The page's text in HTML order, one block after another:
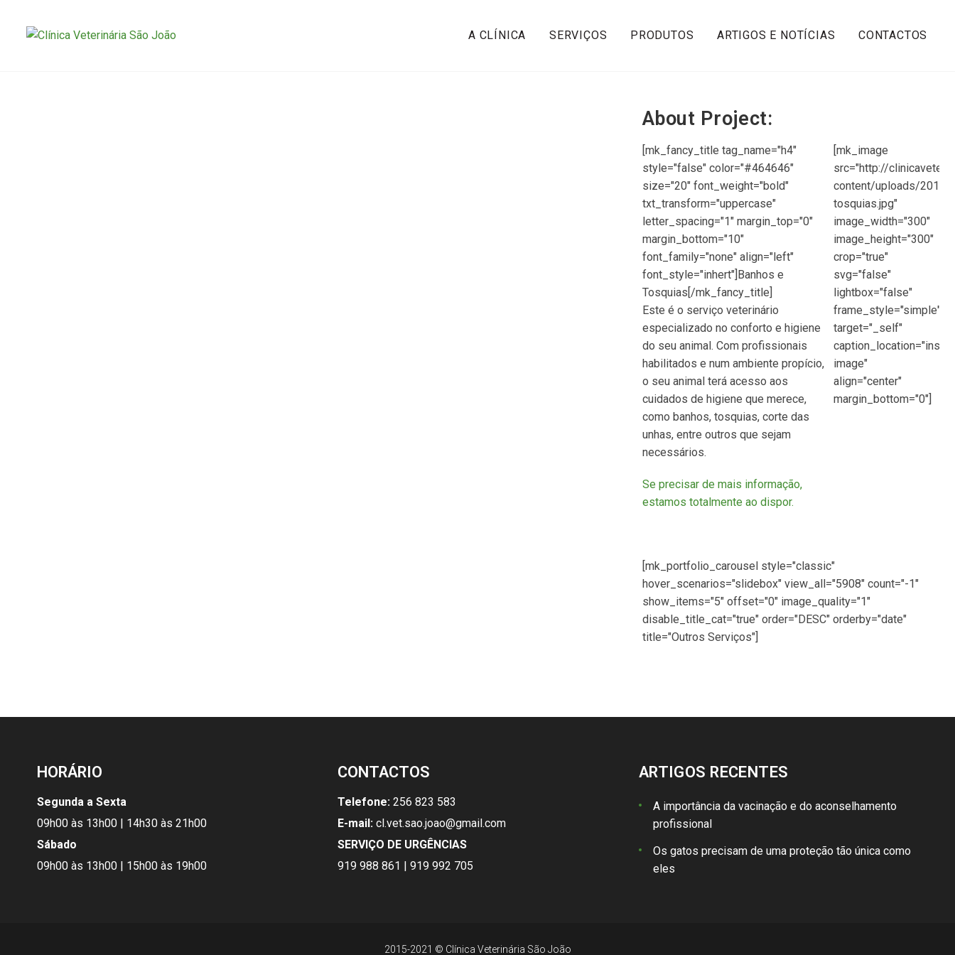
A CLÍNICA SERVIÇOS PRODUTOS ARTIGOS E NOTÍCIAS CONTACTOS
About Project:
[mk_fancy_title tag_name="h4"
style="false" color="#464646"
size="20" font_weight="bold"
txt_transform="uppercase"
letter_spacing="1" margin_top="0"
margin_bottom="10"
font_family="none" align="left"
font_style="inhert"]Banhos e
Tosquias[/mk_fancy_title]
Este é o serviço veterinário
especializado no conforto e higiene
do seu animal. Com profissionais
habilitados e num ambiente propício,
o seu animal terá acesso aos
cuidados de higiene que merece,
como banhos, tosquias, corte das
unhas, entre outros que sejam
necessários.
Se precisar de mais informação,
estamos totalmente ao dispor.
[mk_image
src="http://
content/uploads/2015/
tosquias.jpg"
image_width="300"
image_height="300"
crop="true"
svg="false"
lightbox="false"
frame_style="simple"
target="_self"
image"
align="center"
margin_bottom="0"]
[mk_portfolio_carousel style="classic"
hover_scenarios="slidebox" view_all="5908" count="-1"
show_items="5" offset="0" image_quality="1"
disable_title_cat="true" order="DESC" orderby="date"
title="Outros Serviços"]
HORÁRIO
Segunda a Sexta
09h00 às 13h00 | 14h30 às 21h00
Sábado
09h00 às 13h00 | 15h00 às 19h00
CONTACTOS
Telefone: 256 823 583
E-mail: cl.vet.sao.joao@gmail.com
SERVIÇO DE URGÊNCIAS
919 988 861 | 919 992 705
ARTIGOS RECENTES
A importância da vacinação e do aconselhamento
profissional
Os gatos precisam de uma proteção tão única como
eles
2015-2021 © Clínica Veterinária São João